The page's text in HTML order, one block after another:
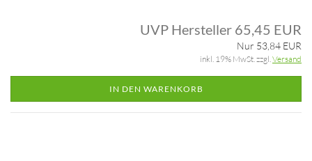
UVP Hersteller 65,45 EUR
Nur 53,84 EUR
inkl. 19% MwSt. zzgl.Versand
IN DEN WARENKORB